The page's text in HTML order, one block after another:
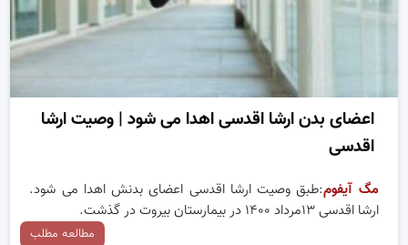
اعضای بدن ارشا اقدسی اهدا می شود | وصیت ارشا
اقدسی
مگ آیفوم:طبق وصیت ارشا اقدسی اعضای بدنش اهدا می شود.
ارشا اقدسی ۱۳مرداد ۱۴۰۰ در بیمارستان بیروت در گذشت.
مطالعه مطلب